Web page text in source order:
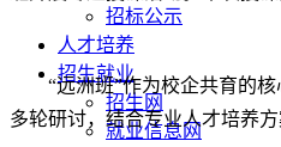
招标公示
人才培养
招生就业
招生网
就业信息网
“远洲班”作为校企共育的
多轮研讨，结合专业人才培养